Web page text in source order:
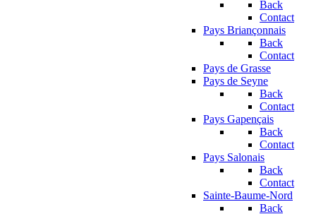
Back
Contact
Pays Briançonnais
Back
Contact
Pays de Grasse
Pays de Seyne
Back
Contact
Pays Gapençais
Back
Contact
Pays Salonais
Back
Contact
Sainte-Baume-Nord
Back